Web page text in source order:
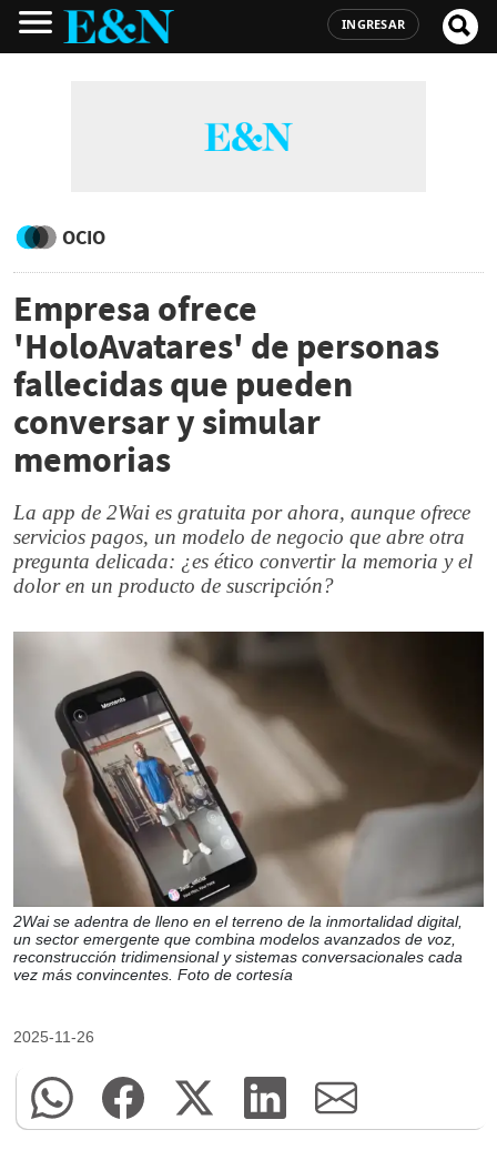
INGRESAR
OCIO
Empresa ofrece
'HoloAvatares' de personas
fallecidas que pueden
conversar y simular
memorias
La app de 2Wai es gratuita por ahora, aunque ofrece
servicios pagos, un modelo de negocio que abre otra
pregunta delicada: ¿es ético convertir la memoria y el
dolor en un producto de suscripción?
2Wai se adentra de lleno en el terreno de la inmortalidad digital,
un sector emergente que combina modelos avanzados de voz,
reconstrucción tridimensional y sistemas conversacionales cada
vez más convincentes. Foto de cortesía
2025-11-26